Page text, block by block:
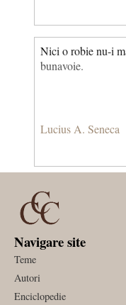
Nici o robie nu-i
bunavoie.
Lucius A. Seneca
Navigare site
Teme
Autori
Enciclopedie